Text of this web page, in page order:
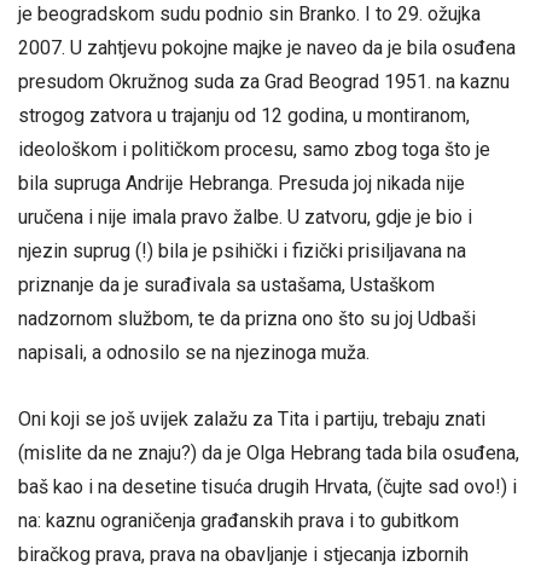
je beogradskom sudu podnio sin Branko. I to 29. ožujka
2007. U zahtjevu pokojne majke je naveo da je bila osuđena
presudom Okružnog suda za Grad Beograd 1951. na kaznu
strogog zatvora u trajanju od 12 godina, u montiranom,
ideološkom i političkom procesu, samo zbog toga što je
bila supruga Andrije Hebranga. Presuda joj nikada nije
uručena i nije imala pravo žalbe. U zatvoru, gdje je bio i
njezin suprug (!) bila je psihički i fizički prisiljavana na
priznanje da je surađivala sa ustašama, Ustaškom
nadzornom službom, te da prizna ono što su joj Udbaši
napisali, a odnosilo se na njezinoga muža.
Oni koji se još uvijek zalažu za Tita i partiju, trebaju znati
(mislite da ne znaju?) da je Olga Hebrang tada bila osuđena,
baš kao i na desetine tisuća drugih Hrvata, (čujte sad ovo!) i
na: kaznu ograničenja građanskih prava i to gubitkom
biračkog prava, prava na obavljanje i stjecanja izbornih